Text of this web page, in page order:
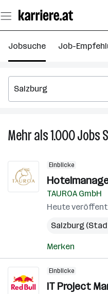
Seiteninhalt
springen
Jobsuche Job-
Mehr als 1.000Jobs
Einblicke
TAUROA GmbH
Heute
Salzburg
Merken
Einblicke
IT Project